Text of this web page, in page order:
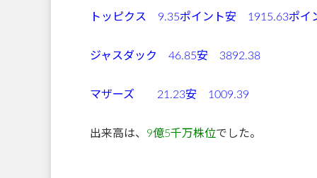
トッピクス 9.35ポイント安 1915.63ポ
ジャスダック 46.85安 3892.38
マザーズ 21.23安 1009.39
出来高は、 9億5千万株位でした。